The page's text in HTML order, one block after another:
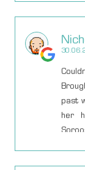
Если
на
past
her
for